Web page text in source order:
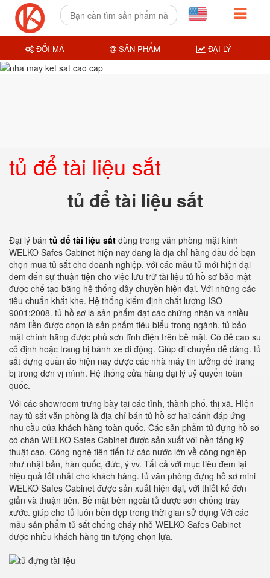
tủ để tài liệu sắt
tủ để tài liệu sắt
Đại lý bán tủ để tài liệu sắt dùng trong văn phòng mặt kính
WELKO Safes Cabinet hiện nay đang là địa chỉ hàng đầu để bạn
chọn mua tủ sắt cho doanh nghiệp. với các mẫu tủ mới hiện đại
đem đến sự thuận tiện cho việc lưu trữ tài liệu tủ hồ sơ bảo mật
được chế tạo bằng hệ thống dây chuyền hiện đại. Với những các
tiêu chuẩn khắt khe. Hệ thống kiểm định chất lượng ISO
9001:2008. tủ hồ sơ là sản phẩm đạt các chứng nhận và nhiều
năm liền được chọn là sản phẩm tiêu biểu trong ngành. tủ bảo
mật chính hãng được phủ sơn tĩnh điện trên bề mặt. Có đế cao su
cố định hoặc trang bị bánh xe di động. Giúp di chuyển dễ dàng. tủ
sắt đựng quần áo hiện nay được các nhà máy tin tưởng để trang
bị trong đơn vị mình. Hệ thống cửa hàng đại lý uỷ quyển toàn
quốc.
Với các showroom trưng bày tại các tỉnh, thành phố, thị xã. HIện
nay tủ sắt văn phòng là địa chỉ bán tủ hồ sơ hai cánh đáp ứng
nhu cầu của khách hàng toàn quốc. Các sản phẩm tủ đựng hồ sơ
có chân WELKO Safes Cabinet được sản xuất với nền tảng kỹ
thuật cao. Công nghệ tiên tiến từ các nước lớn về công nghiệp
như nhật bản, hàn quốc, đức, ý vv. Tất cả với mục tiêu đem lại
hiệu quả tốt nhất cho khách hàng. tủ văn phòng đựng hồ sơ mini
WELKO Safes Cabinet được sản xuất hiện đại, với thiết kế đơn
giản và thuận tiên. Bề mặt bên ngoài tủ được sơn chống trầy
xước. giúp cho tủ luôn bền đẹp trong thời gian sử dụng Với các
mẫu sản phẩm tủ sắt chống cháy nhỏ WELKO Safes Cabinet
được nhiều khách hàng tin tượng chọn lựa.
ĐỔI MÃ SẢN PHẨM ĐẠI LÝ